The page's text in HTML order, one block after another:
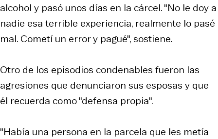
alcohol y pasó unos días en la cárcel. "No le doy a
nadie esa terrible experiencia, realmente lo pasé
mal. Cometí un error y pagué", sostiene.
Otro de los episodios condenables fueron las
agresiones que denunciaron sus esposas y que
él recuerda como "defensa propia".
"Había una persona en la parcela que les metía